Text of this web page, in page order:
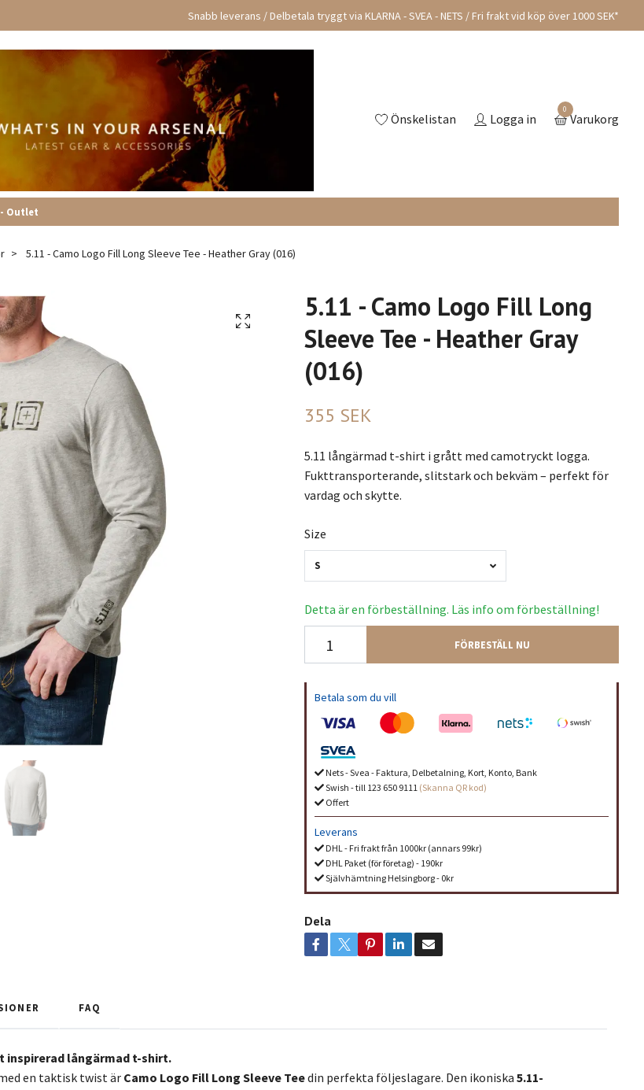
Snabb leverans / Delbetala tryggt via KLARNA - SVEA - NETS / Fri frakt vid köp över 1000 SEK*
Önskelistan Logga in
0
Varukorg
Outlet
5.11 - Camo Logo Fill Long Sleeve Tee - Heather Gray (016)
5.11 - Camo Logo Fill Long
Sleeve Tee - Heather Gray
(016)
355 SEK
5.11 långärmad t-shirt i grått med camotryckt logga.
Fukttransporterande, slitstark och bekväm – perfekt för
vardag och skytte.
Size
S
Detta är en förbeställning. Läs info om förbeställning!
FÖRBESTÄLL NU
Betala som du vill
Nets - Svea - Faktura, Delbetalning, Kort, Konto, Bank
Swish - till 123 650 9111 (Skanna QR kod)
Offert
Leverans
DHL - Fri frakt från 1000kr (annars 99kr)
DHL Paket (för företag) - 190kr
Självhämtning Helsingborg - 0kr
Dela
FAQ
långärmad t-shirt.
en taktisk twist ärCamo Logo Fill Long Sleeve Teedin perfekta följeslagare. Den ikoniska 5.11-